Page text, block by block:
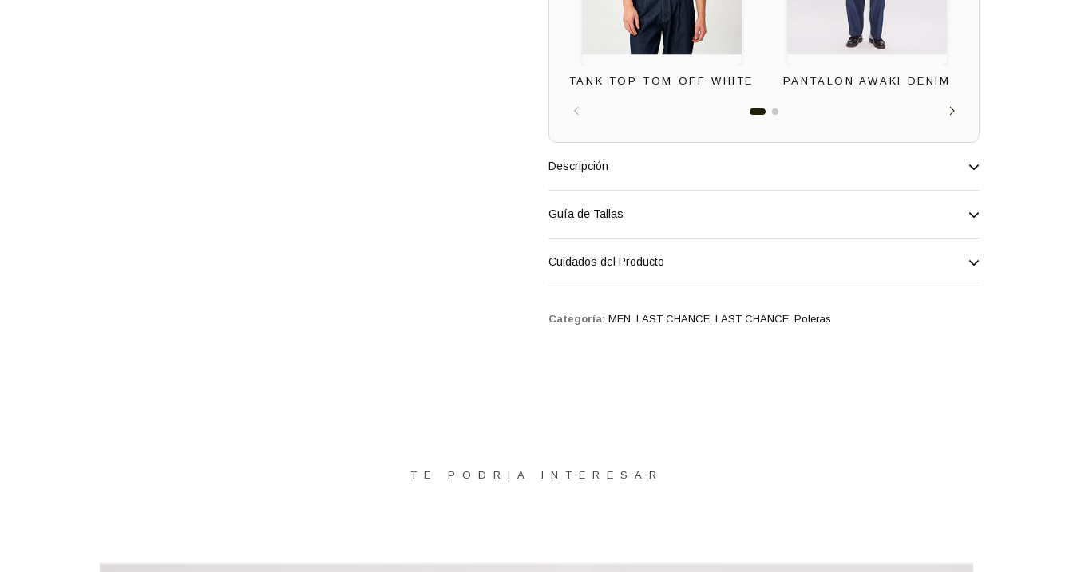
TANK TOP TOM OFF WHITE PANTALON AWAKI DENIM
Descripción
Guía de Tallas
Cuidados del Producto
Categoría: MEN, LAST CHANCE, LAST CHANCE, Poleras
TE PODRIA INTERESAR